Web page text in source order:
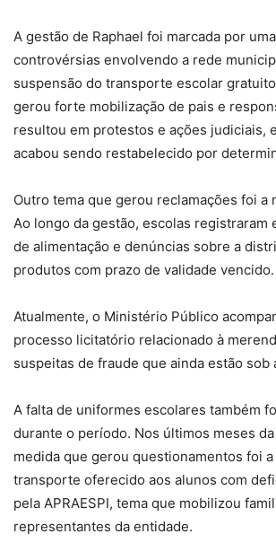
A gestão de Raphael foi marcada por
controvérsias envolvendo a rede
suspensão do transporte escolar
gerou forte mobilização de pais e
resultou em protestos e ações judiciais,
acabou sendo restabelecido por
Outro tema que gerou reclamações foi a
Ao longo da gestão, escolas registraram
de alimentação e denúncias sobre a
produtos com prazo de validade vencido.
Atualmente, o Ministério Público
processo licitatório relacionado à
suspeitas de fraude que ainda estão sob
A falta de uniformes escolares também
durante o período. Nos últimos meses
medida que gerou questionamentos foi
transporte oferecido aos alunos com
pela APRAESPI, tema que mobilizou
representantes da entidade.